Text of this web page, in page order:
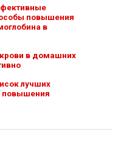
повышения
в
в домашних
лучших
повышения